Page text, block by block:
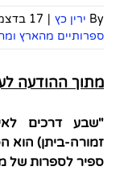
By ירין כץ | 17 בדצמבר 2017
ספרותיים מהארץ
מתוך ההודעה
"שבע דרכים
זמורה-ביתן) הוא
ספיר לספרות של